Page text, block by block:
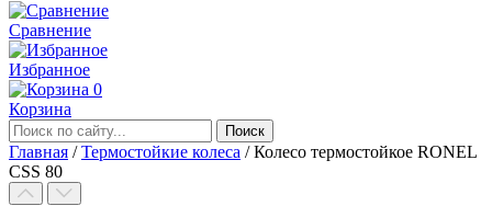
Сравнение
Избранное
0
Корзина
Главная /Термостойкие колеса /Колесо термостойкое RONEL
CSS 80